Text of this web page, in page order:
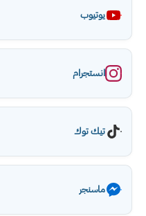
يوتيوب
انستجرام
تيك توك
ماسنجر